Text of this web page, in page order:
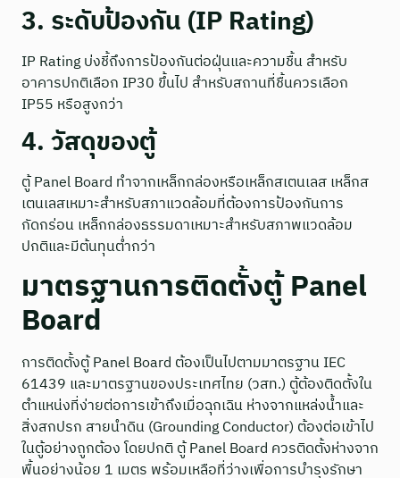
3. ระดับป้องกัน (IP Rating)
IP Rating บ่งชี้ถึงการป้องกันต่อฝุ่นและความชื้น สำหรับ
อาคารปกติเลือก IP30 ขึ้นไป สำหรับสถานที่ชื้นควรเลือก
IP55 หรือสูงกว่า
4. วัสดุของตู้
ตู้ Panel Board ทำจากเหล็กกล่องหรือเหล็กสเตนเลส เหล็กส
เตนเลสเหมาะสำหรับสภาแวดล้อมที่ต้องการป้องกันการ
กัดกร่อน เหล็กกล่องธรรมดาเหมาะสำหรับสภาพแวดล้อม
ปกติและมีต้นทุนต่ำกว่า
มาตรฐานการติดตั้งตู้ Panel
Board
การติดตั้งตู้ Panel Board ต้องเป็นไปตามมาตรฐาน IEC
61439 และมาตรฐานของประเทศไทย (วสท.) ตู้ต้องติดตั้งใน
ตำแหน่งที่ง่ายต่อการเข้าถึงเมื่อฉุกเฉิน ห่างจากแหล่งน้ำและ
สิ่งสกปรก สายนำดิน (Grounding Conductor) ต้องต่อเข้าไป
ในตู้อย่างถูกต้อง โดยปกติ ตู้ Panel Board ควรติดตั้งห่างจาก
พื้นอย่างน้อย 1 เมตร พร้อมเหลือที่ว่างเพื่อการบำรุงรักษา